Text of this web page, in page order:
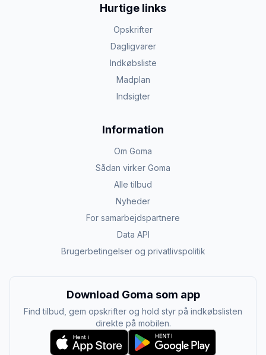
Hurtige links
Opskrifter
Dagligvarer
Indkøbsliste
Madplan
Indsigter
Information
Om Goma
Sådan virker Goma
Alle tilbud
Nyheder
For samarbejdspartnere
Data API
Brugerbetingelser og privatlivspolitik
Download Goma som app
Find tilbud, gem opskrifter og hold styr på indkøbslisten
direkte på mobilen.